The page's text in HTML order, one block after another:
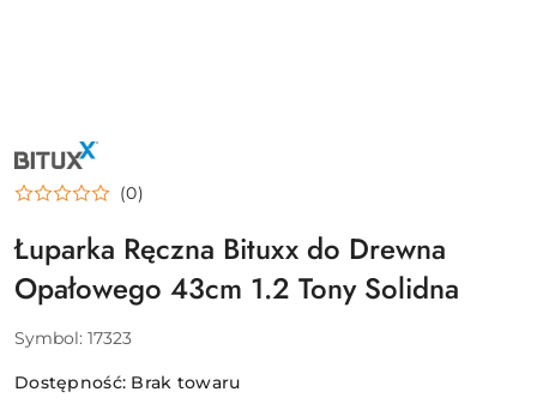
NAZWA
PRODUCENTA:
BITUXX
(0)
Łuparka Ręczna Bituxx do Drewna
Opałowego 43cm 1.2 Tony Solidna
Symbol: 17323
Dostępność: Brak towaru